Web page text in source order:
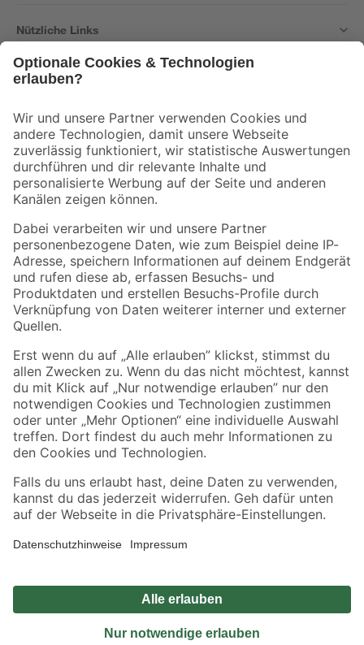
Nützliche Links
Der toom Newsletter: Keine Angebote und Aktionen mehr verpassen!
Zur Newsletter Anmeldung
Folge uns
Zahlungsarten Versandarten
Sicher einkaufen
Jetzt die toom-App herunterladen
Alle Preisangaben in EUR inkl. gesetzl. MwSt.. Die dargestellten Angebote sind unter
Umständen nicht in allen Märkten verfügbar. Die angegebenen Verfügbarkeiten beziehen
Produkte nur solange der Vorrat reicht.
*Paketversand ab 59 € versandkostenfrei, gilt nicht für Artikel mit Speditionsversand, hier
Privatsphäre Impressum
Nutzungsbedingungen
Widerrufsrecht
Vertrag widerrufen